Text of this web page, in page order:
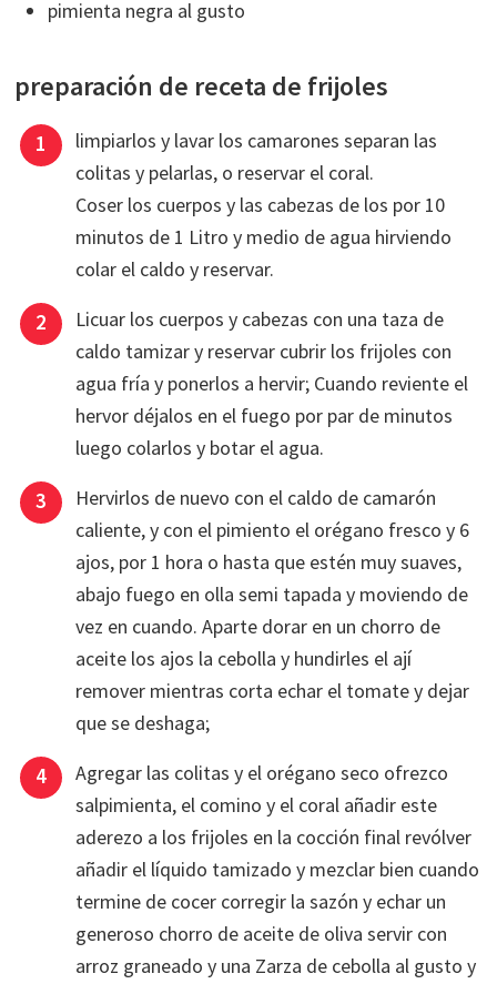
pimienta negra al gusto
preparación de receta de frijoles
limpiarlos y lavar los camarones separan las
colitas y pelarlas, o reservar el coral.
Coser los cuerpos y las cabezas de los por 10
minutos de 1 Litro y medio de agua hirviendo
colar el caldo y reservar.
Licuar los cuerpos y cabezas con una taza de
caldo tamizar y reservar cubrir los frijoles con
agua fría y ponerlos a hervir; Cuando reviente el
hervor déjalos en el fuego por par de minutos
luego colarlos y botar el agua.
Hervirlos de nuevo con el caldo de camarón
caliente, y con el pimiento el orégano fresco y 6
ajos, por 1 hora o hasta que estén muy suaves,
abajo fuego en olla semi tapada y moviendo de
vez en cuando. Aparte dorar en un chorro de
aceite los ajos la cebolla y hundirles el ají
remover mientras corta echar el tomate y dejar
que se deshaga;
Agregar las colitas y el orégano seco ofrezco
salpimienta, el comino y el coral añadir este
aderezo a los frijoles en la cocción final revólver
añadir el líquido tamizado y mezclar bien cuando
termine de cocer corregir la sazón y echar un
generoso chorro de aceite de oliva servir con
arroz graneado y una Zarza de cebolla al gusto y